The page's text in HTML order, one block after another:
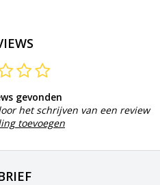
gevonden
het schrijven van een review
toevoegen